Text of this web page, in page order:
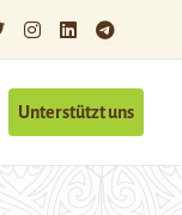
Unterstützt uns